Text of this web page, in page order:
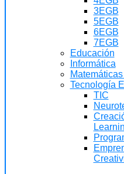
3EGB
5EGB
6EGB
7EGB
Educación
Informática
Tecnología
TIC